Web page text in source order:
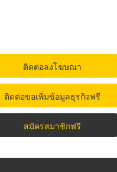
ติดต่อลงโฆษณา
ติดต่อขอเพิ่มข้อมูลธุรกิจฟรี
สมัครสมาชิกฟรี